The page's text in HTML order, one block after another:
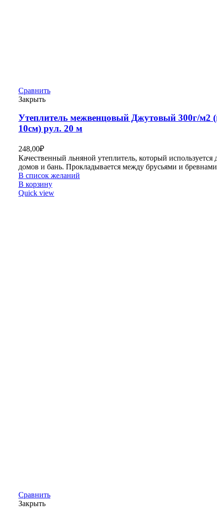
Сравнить
Закрыть
Утеплитель межвенцовый Джутовый 300г/м2
10см) рул. 20 м
248,00₽
Качественный льняной утеплитель, который используется
домов и бань. Прокладывается между брусьями и
В список желаний
В корзину
Quick view
Сравнить
Закрыть